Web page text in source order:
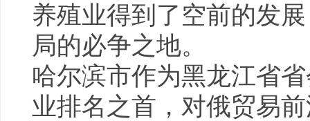
养殖业得到了空前的发
局的必争之地。
哈尔滨市作为黑龙江省
业排名之首，对俄贸易